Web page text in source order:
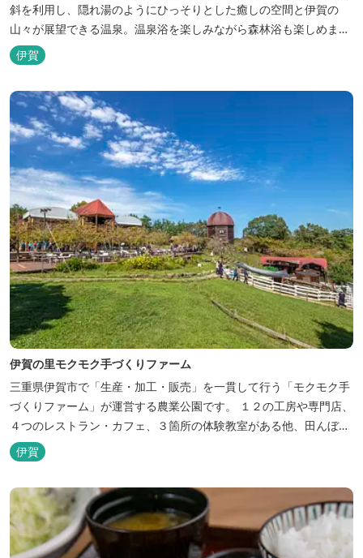
斜を利用し、隠れ湯のようにひっそりとした癒しの空間と伊賀の
山々が展望できる温泉。温泉浴を楽しみながら森林浴も楽しめま
す。一枚岩をくり貫いてつくった湯船もあり、風情ある空間が魅力
です。 ★源泉100％の野天風呂 源泉100％の野天風呂が2つあり、
くりとゆ...
伊賀
伊賀の里モクモク手づくりファーム
三重県伊賀市で「生産・加工・販売」を一貫して行う「モクモク手
づくりファーム」が運営する農業公園です。 １２の工房や専門店、
４つのレストラン・カフェ、３箇所の体験教室がある他、田んぼや
いかだ池など、「自然や農業」を身近に感じて楽しんでいただける
遊び場もあります。 園内では、ミニブタくんたちのショーを見た
農体験プログラムに参加したり...
伊賀